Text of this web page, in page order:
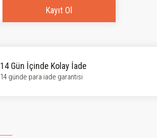
Kayıt Ol
14 Gün İçinde Kolay İade
14 günde para iade garantisi